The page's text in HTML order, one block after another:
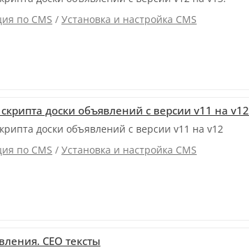
по CMS / Установка и настройка CMS
доски объявлений с версии v11 на v12
доски объявлений с версии v11 на v12
по CMS / Установка и настройка CMS
СЕО тексты